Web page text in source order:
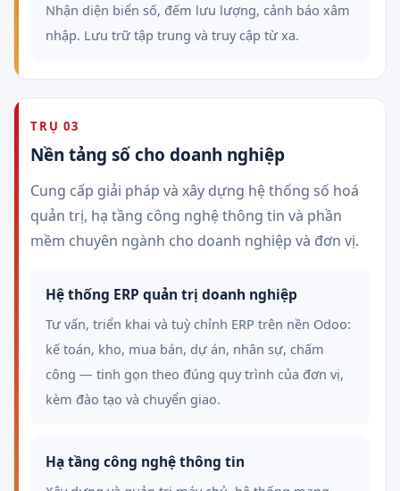
Nhận diện biển số, đếm lưu lượng, cảnh báo xâm
nhập. Lưu trữ tập trung và truy cập từ xa.
TRỤ 03
Nền tảng số cho doanh nghiệp
Cung cấp giải pháp và xây dựng hệ thống số hoá
quản trị, hạ tầng công nghệ thông tin và phần
mềm chuyên ngành cho doanh nghiệp và đơn vị.
Hệ thống ERP quản trị doanh nghiệp
Tư vấn, triển khai và tuỳ chỉnh ERP trên nền Odoo:
kế toán, kho, mua bán, dự án, nhân sự, chấm
công — tinh gọn theo đúng quy trình của đơn vị,
kèm đào tạo và chuyển giao.
Hạ tầng công nghệ thông tin